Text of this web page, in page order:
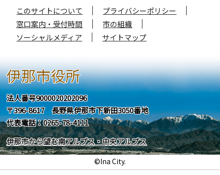
このサイトについて
プライバシーポリシー
窓口案内・受付時間
市の組織
ソーシャルメディア
サイトマップ
伊那市役所
法人番号9000020202096
〒396-8617 長野県伊那市下新田3050番地
代表電話：0265-78-4111
伊那市から望む南アルプス・中央アルプス
©Ina City.